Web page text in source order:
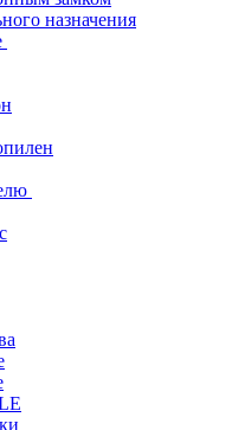
назначения